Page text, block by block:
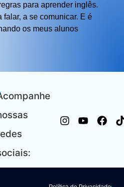
para aprender inglês.
a se comunicar. E é
os meus alunos